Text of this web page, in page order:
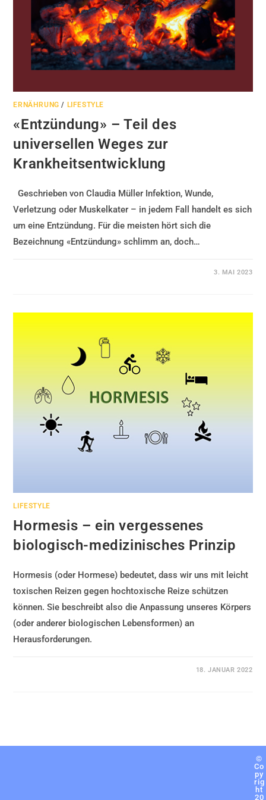
ERNÄHRUNG / LIFESTYLE
«Entzündung» – Teil des
universellen Weges zur
Krankheitsentwicklung
Geschrieben von Claudia Müller Infektion, Wunde,
Verletzung oder Muskelkater – in jedem Fall handelt es sich
um eine Entzündung. Für die meisten hört sich die
Bezeichnung «Entzündung» schlimm an, doch…
3. MAI 2023
LIFESTYLE
Hormesis – ein vergessenes
biologisch-medizinisches Prinzip
Hormesis (oder Hormese) bedeutet, dass wir uns mit leicht
toxischen Reizen gegen hochtoxische Reize schützen
können. Sie beschreibt also die Anpassung unseres Körpers
(oder anderer biologischen Lebensformen) an
Herausforderungen.
18. JANUAR 2022
©
Co
py
rig
ht
20